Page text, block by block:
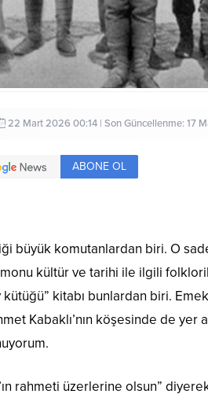
22 Mart 2026 00:14 | Son Güncellenme: 17
ABONE OL
büyük komutanlardan biri. O
kültür ve tarihi ile ilgili
kitabı bunlardan biri.
Kabaklı’nın köşesinde de yer
rahmeti üzerlerine olsun”